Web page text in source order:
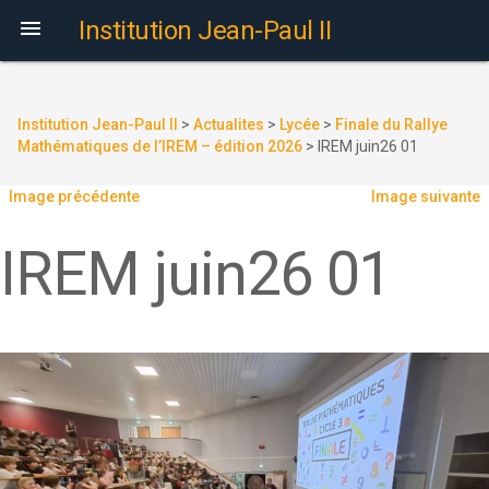
 Institution Jean-Paul II
Institution Jean-Paul II > Actualites > Lycée > Finale du Rallye
Mathématiques de l’IREM – édition 2026 > IREM juin26 01
Image précédente Image suivante
IREM juin26 01